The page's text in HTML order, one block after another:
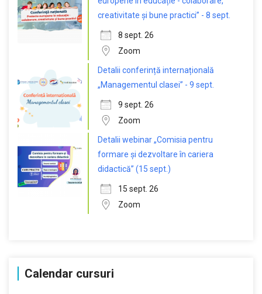
creativitate și bune practici” - 8 sept.
8 sept. 26
Zoom
Detalii conferință internațională
„Managementul clasei” - 9 sept.
9 sept. 26
Zoom
Detalii webinar „Comisia pentru
formare și dezvoltare în cariera
didactică” (15 sept.)
15 sept. 26
Zoom
Calendar cursuri